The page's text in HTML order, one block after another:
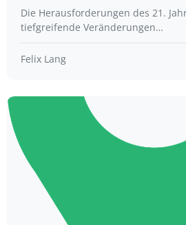
Die Herausforderungen des 21.
tiefgreifende Veränderungen…
Felix Lang